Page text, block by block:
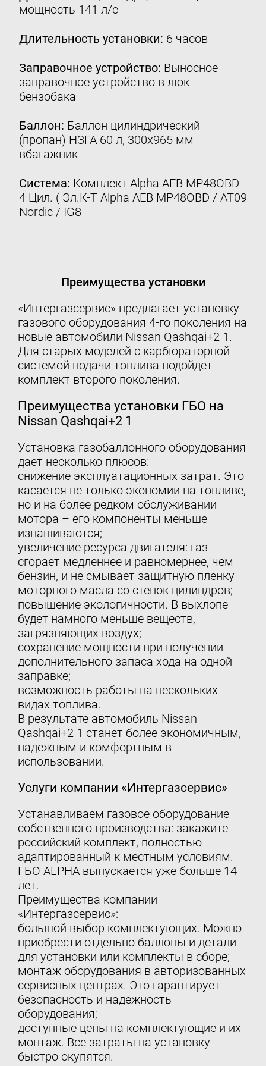
Контакты
8 (800) 777-08-01
пн-пт: с 09:00 до 17:00
info@intergasservice.ru
Оставить отзыв
Email
мощность 141 л/с
Длительность установки: 6 часов
Заправочное устройство: Выносное
заправочное устройство в люк
бензобака
Баллон: Баллон цилиндрический
(пропан) НЗГА 60 л, 300х965 мм
вбагажник
Система: Комплект Alpha AEB MP48OBD
4 Цил. ( Эл.К-Т Alpha AEB MP48OBD / AT09
Nordic / IG8
Преимущества установки
«Интергазсервис» предлагает установку
газового оборудования 4-го поколения на
новые автомобили Nissan Qashqai+2 1.
Для старых моделей с карбюраторной
системой подачи топлива подойдет
комплект второго поколения.
Преимущества установки ГБО на
Nissan Qashqai+2 1
Установка газобаллонного оборудования
дает несколько плюсов:
снижение эксплуатационных затрат. Это
касается не только экономии на топливе,
но и на более редком обслуживании
мотора – его компоненты меньше
изнашиваются;
увеличение ресурса двигателя: газ
сгорает медленнее и равномернее, чем
бензин, и не смывает защитную пленку
моторного масла со стенок цилиндров;
повышение экологичности. В выхлопе
будет намного меньше веществ,
загрязняющих воздух;
сохранение мощности при получении
дополнительного запаса хода на одной
заправке;
возможность работы на нескольких
видах топлива.
В результате автомобиль Nissan
Qashqai+2 1 станет более экономичным,
надежным и комфортным в
использовании.
Услуги компании «Интергазсервис»
Устанавливаем газовое оборудование
собственного производства: закажите
российский комплект, полностью
адаптированный к местным условиям.
ГБО ALPHA выпускается уже больше 14
лет.
Преимущества компании
«Интергазсервис»:
большой выбор комплектующих. Можно
приобрести отдельно баллоны и детали
для установки или комплекты в сборе;
монтаж оборудования в авторизованных
сервисных центрах. Это гарантирует
безопасность и надежность
оборудования;
доступные цены на комплектующие и их
монтаж. Все затраты на установку
быстро окупятся.